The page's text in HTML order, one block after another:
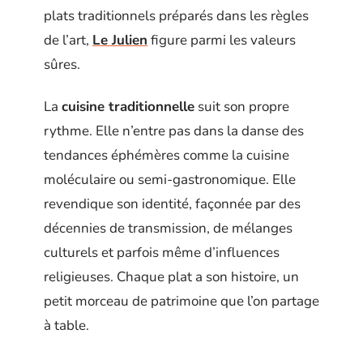
plats traditionnels préparés dans les règles
de l’art, Le Julien figure parmi les valeurs
sûres.
La cuisine traditionnelle suit son propre
rythme. Elle n’entre pas dans la danse des
tendances éphémères comme la cuisine
moléculaire ou semi-gastronomique. Elle
revendique son identité, façonnée par des
décennies de transmission, de mélanges
culturels et parfois même d’influences
religieuses. Chaque plat a son histoire, un
petit morceau de patrimoine que l’on partage
à table.